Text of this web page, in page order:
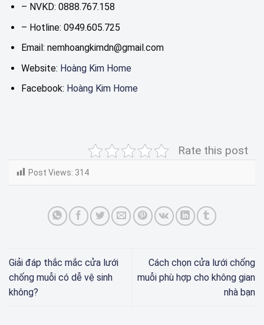
– NVKD: 0888.767.158
– Hotline: 0949.605.725
Email: nemhoangkimdn@gmail.com
Website: Hoàng Kim Home
Facebook: Hoàng Kim Home
Rate this post
Post Views: 314
Giải đáp thắc mắc cửa lưới
chống muỗi có dễ vệ sinh
không?
Cách chọn cửa lưới chống
muỗi phù hợp cho không gian
nhà bạn